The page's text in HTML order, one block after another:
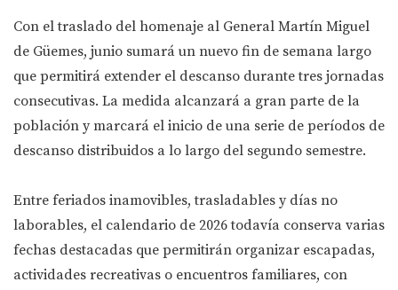
Con el traslado del homenaje al General Martín Miguel
de Güemes, junio sumará un nuevo fin de semana largo
que permitirá extender el descanso durante tres jornadas
consecutivas. La medida alcanzará a gran parte de la
población y marcará el inicio de una serie de períodos de
descanso distribuidos a lo largo del segundo semestre.
Entre feriados inamovibles, trasladables y días no
laborables, el calendario de 2026 todavía conserva varias
fechas destacadas que permitirán organizar escapadas,
actividades recreativas o encuentros familiares, con